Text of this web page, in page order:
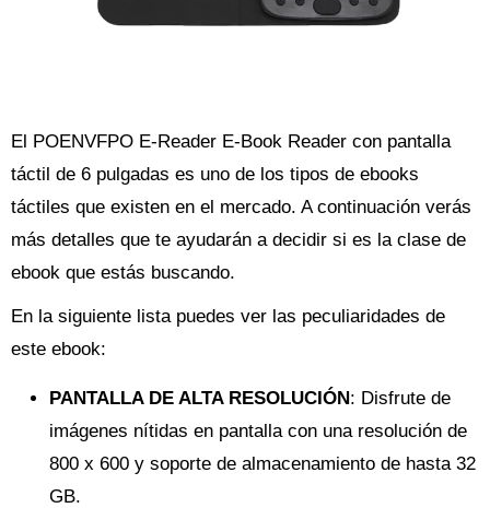
El POENVFPO E-Reader E-Book Reader con pantalla
táctil de 6 pulgadas es uno de los tipos de ebooks
táctiles que existen en el mercado. A continuación verás
más detalles que te ayudarán a decidir si es la clase de
ebook que estás buscando.
En la siguiente lista puedes ver las peculiaridades de
este ebook:
PANTALLA DE ALTA RESOLUCIÓN: Disfrute de
imágenes nítidas en pantalla con una resolución de
800 x 600 y soporte de almacenamiento de hasta 32
GB.